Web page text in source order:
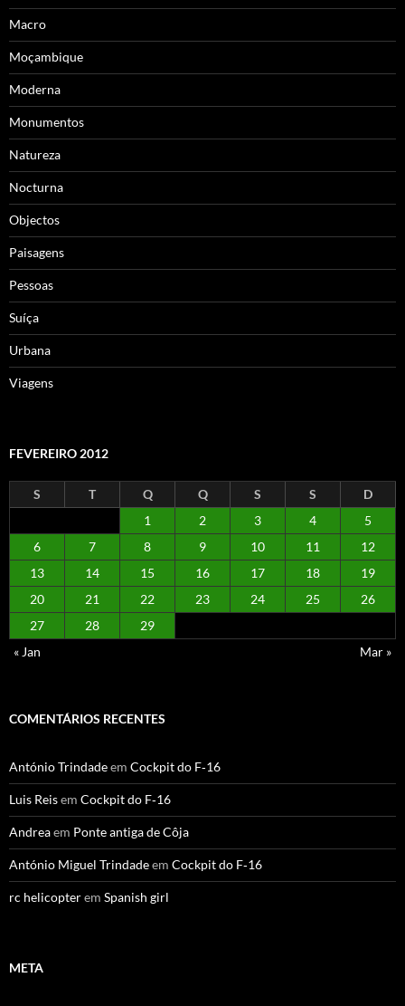
Macro
Moçambique
Moderna
Monumentos
Natureza
Nocturna
Objectos
Paisagens
Pessoas
Suíça
Urbana
Viagens
FEVEREIRO 2012
S T Q Q S S
D
1
2 3 4
5
6
7 8 9 10 11
12
13
14 15 16 17 18
19
20
21 22 23 24 25
26
27
28
29
« Jan
Mar »
COMENTÁRIOS RECENTES
António Trindadeem Cockpit do F‑16
Luis Reisem Cockpit do F‑16
Andreaem Ponte antiga de Côja
António Miguel Trindadeem Cockpit do F‑16
rc helicopterem Spanish girl
META